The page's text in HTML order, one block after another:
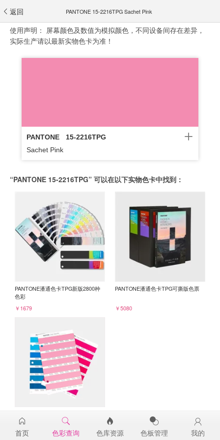
返回 PANTONE 15-2216TPG Sachet Pink
使用声明： 屏幕颜色及数值为模拟颜色，不同设备间存在差异，
实际生产请以最新实物色卡为准！
PANTONE
15-2216TPG
Sachet Pink
“PANTONE 15-2216TPG” 可以在以下实物色卡中找到：
PANTONE潘通色卡TPG新版2800种
色彩
￥1679
PANTONE潘通色卡TPG可撕版色票
￥5080
15-2216TPG
￥98
首页 色彩查询 色库资源 色板管理 我的